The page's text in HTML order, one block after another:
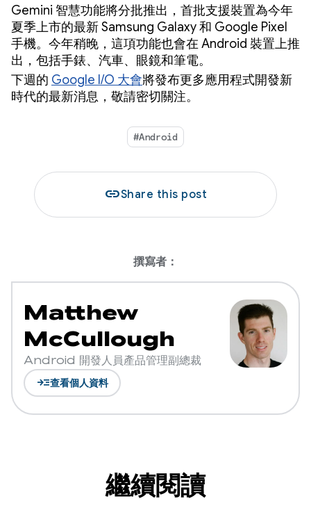
Gemini 智慧功能將分批推出，首批支援裝置為今年
夏季上市的最新 Samsung Galaxy 和 Google Pixel
手機。今年稍晚，這項功能也會在 Android 裝置上推
出，包括手錶、汽車、眼鏡和筆電。
下週的 Google I/O 大會將發布更多應用程式開發新
時代的最新消息，敬請密切關注。
#Android
linkShare this post
撰寫者：
Matthew
McCullough
Android 開發人員產品管理副總裁
read_more查看個人資料
繼續閱讀